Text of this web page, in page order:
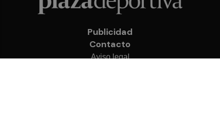
Publicidad
Contacto
Aviso legal